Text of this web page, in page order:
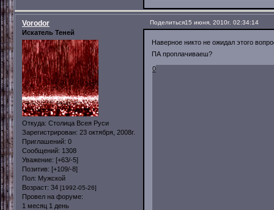
Поделиться15 июня, 2010г. 02:34:14
Vorodor
Искатель Теней
Откуда: Столица Всея Руси
Зарегистрирован: 23 октября, 2008г.
Приглашений: 0
Сообщений: 1308
Уважение: [+63/-5]
Позитив: [+109/-8]
Пол: Мужской
Возраст: 34 [1992-05-26]
Провел на форуме:
1 месяц 1 день
Наверное никто не ожидал этого
ПА проплачиваеш?
0